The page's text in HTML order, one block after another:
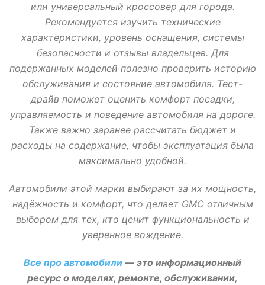
или универсальный кроссовер для города.
Рекомендуется изучить технические
характеристики, уровень оснащения, системы
безопасности и отзывы владельцев. Для
подержанных моделей полезно проверить историю
обслуживания и состояние автомобиля. Тест-
драйв поможет оценить комфорт посадки,
управляемость и поведение автомобиля на дороге.
Также важно заранее рассчитать бюджет и
расходы на содержание, чтобы эксплуатация была
максимально удобной.
Автомобили этой марки выбирают за их мощность,
надёжность и комфорт, что делает GMC отличным
выбором для тех, кто ценит функциональность и
уверенное вождение.
Все про автомобили — это информационный
ресурс о моделях, ремонте, обслуживании,